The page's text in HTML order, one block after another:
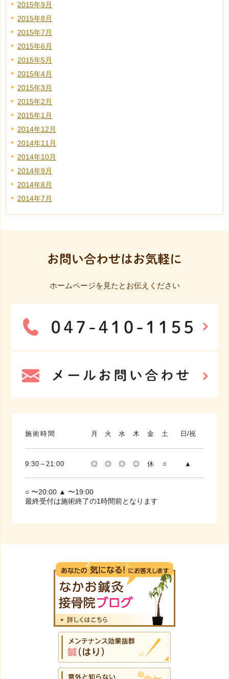
2015年9月
2015年8月
2015年7月
2015年6月
2015年5月
2015年4月
2015年3月
2015年2月
2015年1月
2014年12月
2014年11月
2014年10月
2014年9月
2014年8月
2014年7月
お問い合わせはお気軽に
ホームページを見たとお伝えください
施術時間 月 火 水 木 金 土 日/祝
9:30～21:00 ◎ ◎ ◎ ◎ 休 ○ ▲
○ 〜20:00 ▲ 〜19:00
最終受付は施術終了の1時間前となります